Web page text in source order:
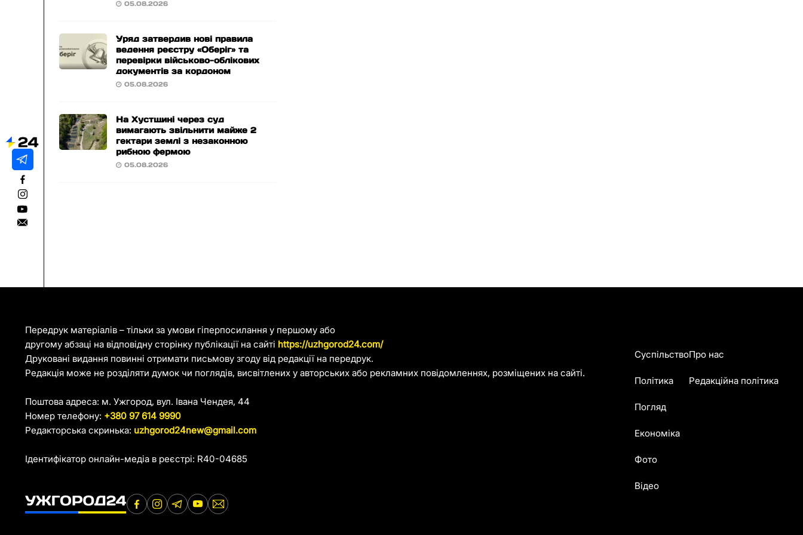
05.08.2026
Уряд затвердив нові правила
ведення реєстру «Оберіг» та
перевірки військово-облікових
документів за кордоном
05.08.2026
На Хустщині через суд
вимагають звільнити майже 2
гектари землі з незаконною
рибною фермою
05.08.2026
Передрук матеріалів – тільки за умови гіперпосилання у першому або
другому абзаці на відповідну сторінку публікації на сайті https://uzhgorod24.com/
Друковані видання повинні отримати письмову згоду від редакції на передрук.
Редакція може не розділяти думок чи поглядів, висвітлених у авторських або рекламних повідомленнях, розміщених на сайті.
Поштова адреса: м. Ужгород, вул. Івана Чендея, 44
Номер телефону: +380 97 614 9990
Редакторська скринька: uzhgorod24new@gmail.com
Ідентифікатор онлайн-медіа в реєстрі: R40-04685
Суспільство
Політика
Погляд
Економіка
Фото
Відео
Про нас
Редакційна політика